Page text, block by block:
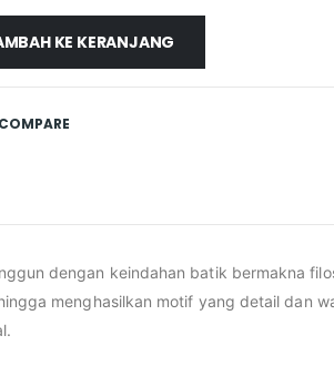
KE KERANJANG
COMPARE
dengan keindahan batik bermakna
menghasilkan motif yang detail dan